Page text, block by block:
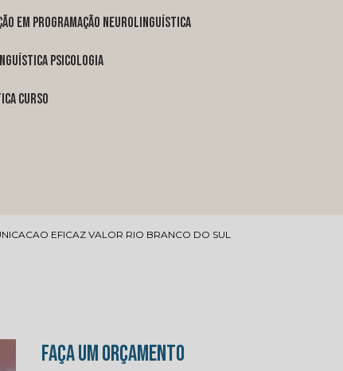
em programação neurolinguística
psicologia
curso
EFICAZ VALOR RIO BRANCO DO SUL
FAÇA UM ORÇAMENTO